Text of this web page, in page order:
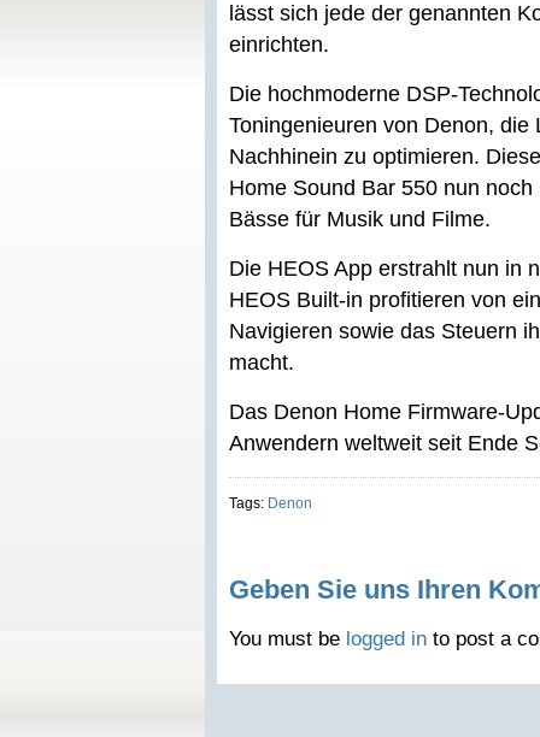
lässt sich jede der genannten
einrichten.
Die hochmoderne DSP-
Toningenieuren von Denon,
Nachhinein zu optimieren.
Home Sound Bar 550 nun
Bässe für Musik und Filme.
Die HEOS App erstrahlt nun in
HEOS Built-in profitieren von
Navigieren sowie das Steuern
macht.
Das Denon Home Firmware-
Anwendern weltweit seit Ende
Tags: Denon
Geben Sie uns Ihren
You must be logged in to post a